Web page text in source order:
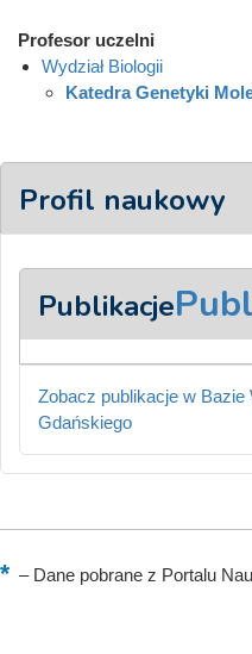
Profesor uczelni
Wydział Biologii
Katedra Genetyki
Profil naukowy
Publikacje
Zobacz publikacje w
Gdańskiego
–Dane pobrane z Portalu